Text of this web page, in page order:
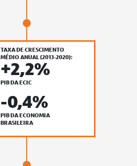
TAXA DE CRESCIMENTO
MÉDIO ANUAL (2013-2020):
+2,2%
PIB DA ECI C
-0,4%
PIB DA ECONOMIA
BRASILEIRA